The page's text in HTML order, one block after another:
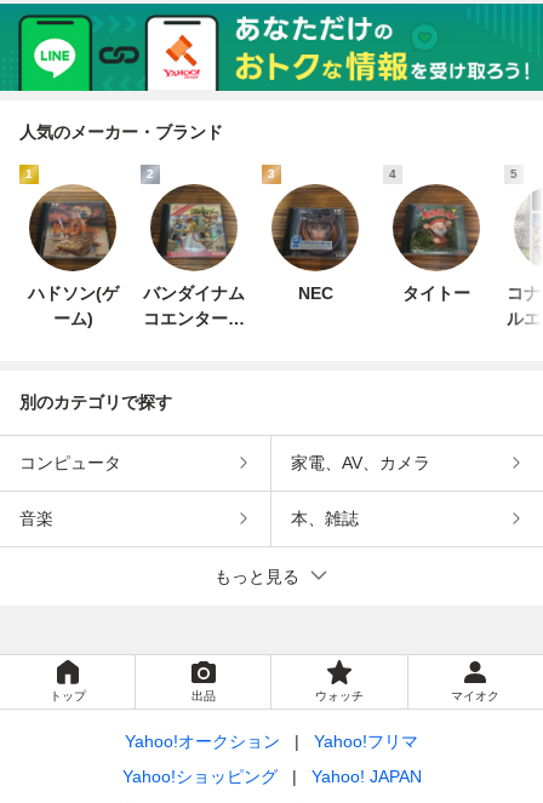
人気のメーカー・ブランド
1
ハドソン(ゲ
ーム)
2
バンダイナム
コエンターテ
3
NEC
4
タイトー
5
コ
ル
別のカテゴリで探す
コンピュータ 家電、AV、カメラ
音楽 本、雑誌
もっと見る
トップ 出品 ウォッチ マイオク
Yahoo!オークション
Yahoo!フリマ
Yahoo!ショッピング
Yahoo! JAPAN